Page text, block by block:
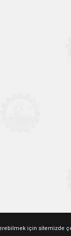
için sitemizde